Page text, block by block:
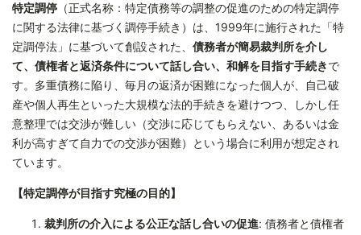
特定調停 （正式名称：特定債務等の調整の促進のための特定調停
に関する法律に基づく調停手続き）は、1999年に施行された「特
定調停法」に基づいて創設された、 債務者が簡易裁判所を介し
て、債権者と返済条件について話し合い、和解を目指す手続きで
す。多重債務に陥り、毎月の返済が困難になった個人が、自己破
産や個人再生といった大規模な法的手続きを避けつつ、しかし任
意整理では交渉が難しい（交渉に応じてもらえない、あるいは金
利が高すぎて自力での交渉が困難）という場合に利用が想定され
ています。
【特定調停が目指す究極の目的】
裁判所の介入による公正な話し合いの促進: 債務者と債権者